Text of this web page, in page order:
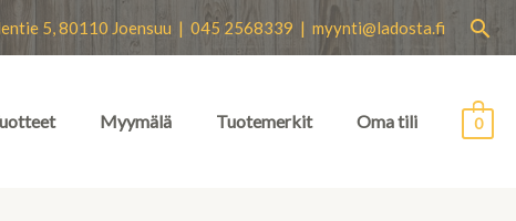
5, 80110 Joensuu | 045 2568339 | myynti@ladosta.fi Hae
Myymälä Tuotemerkit Oma tili 0